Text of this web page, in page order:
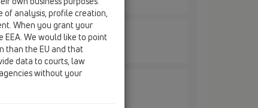
/ HL01027D
/ HL01028D
of analysis, profile creation,
When you grant your
We would like to point
than the EU and that
data to courts, law
without your